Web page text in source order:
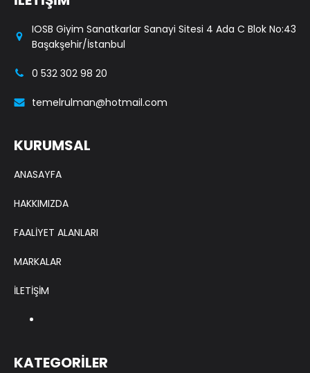
IOSB Giyim Sanatkarlar Sanayi Sitesi 4 Ada C Blok No:43
Başakşehir/İstanbul
0 532 302 98 20
temelrulman@hotmail.com
KURUMSAL
ANASAYFA
HAKKIMIZDA
FAALİYET ALANLARI
MARKALAR
İLETİŞİM
KATEGORİLER